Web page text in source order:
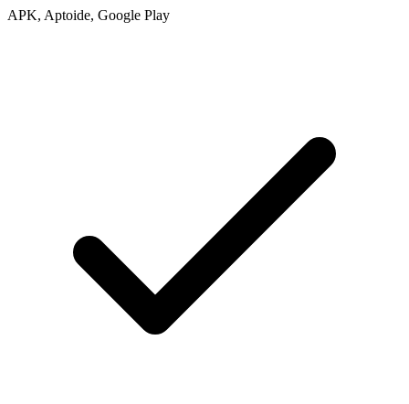
APK, Aptoide, Google Play